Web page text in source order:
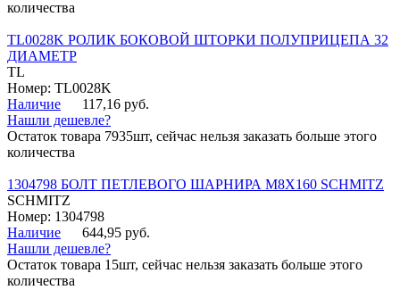
количества
TL0028K РОЛИК БОКОВОЙ ШТОРКИ ПОЛУПРИЦЕПА 32
ДИАМЕТР
TL
Номер: TL0028K
Наличие
117,16 руб.
Нашли дешевле?
Остаток товара 7935шт, сейчас нельзя заказать больше этого
количества
1304798 БОЛТ ПЕТЛЕВОГО ШАРНИРА М8Х160 SCHMITZ
SCHMITZ
Номер: 1304798
Наличие
644,95 руб.
Нашли дешевле?
Остаток товара 15шт, сейчас нельзя заказать больше этого
количества